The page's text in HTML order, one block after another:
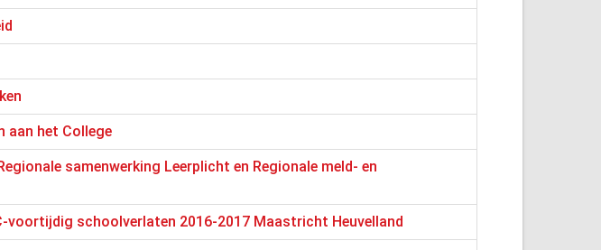
aan het College
samenwerking Leerplicht en Regionale meld- en
voortijdig schoolverlaten 2016-2017 Maastricht Heuvelland